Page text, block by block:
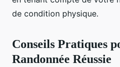
de condition physique.
Conseils Pratiques
Randonnée Réussie